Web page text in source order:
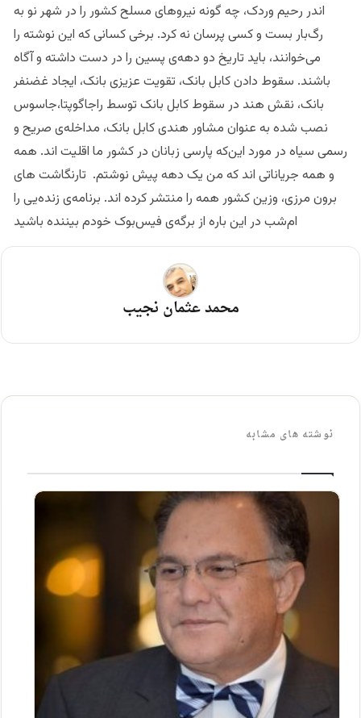
اندر رحیم وردک، چه گونه نیروهای مسلح کشور را در شهر نو به
رگ‌بار بست و‌ کسی پرسان نه کرد. برخی کسانی‌ که این نوشته را
می‌خوانند، باید تاریخ دو دهه‌ی پسین را در دست داشته و آگاه
باشند. سقوط دادن کابل بانک، تقویت عزیزی بانک، ایجاد غضنفر
بانک، نقش هند در سقوط کابل بانک توسط راجا‌گوپتا،‌جاسوس
نصب شده به عنوان مشاور هندی کابل بانک، مداخله‌ی صریح و
رسمی سیاه در مورد این‌که پارسی زبانان در کشور ما اقلیت اند. همه
و همه جریاناتی اند که من یک دهه پیش نوشتم. تارنگاشت های
برون مرزی، وزین کشور همه را منتشر کرده اند. برنامه‌ی زنده‌‌یی را
ام‌شب در این باره از برگه‌ی فیس‌بوک خودم بیننده باشید
محمد عثمان نجیب
نوشته های مشابه